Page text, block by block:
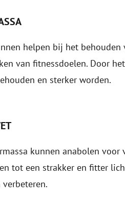
helpen bij het behouden
van fitnessdoelen. Door
en sterker worden.
kunnen anabolen
tot een strakker en fitter